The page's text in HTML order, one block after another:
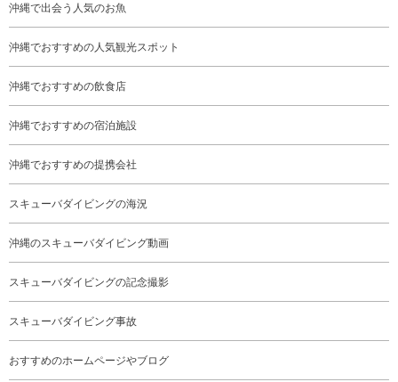
沖縄で出会う人気のお魚
沖縄でおすすめの人気観光スポット
沖縄でおすすめの飲食店
沖縄でおすすめの宿泊施設
沖縄でおすすめの提携会社
スキューバダイビングの海況
沖縄のスキューバダイビング動画
スキューバダイビングの記念撮影
スキューバダイビング事故
おすすめのホームページやブログ